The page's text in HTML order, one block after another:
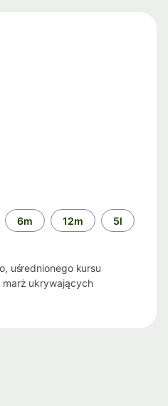
6m 12m 5l
uśrednionego kursu
ukrywających